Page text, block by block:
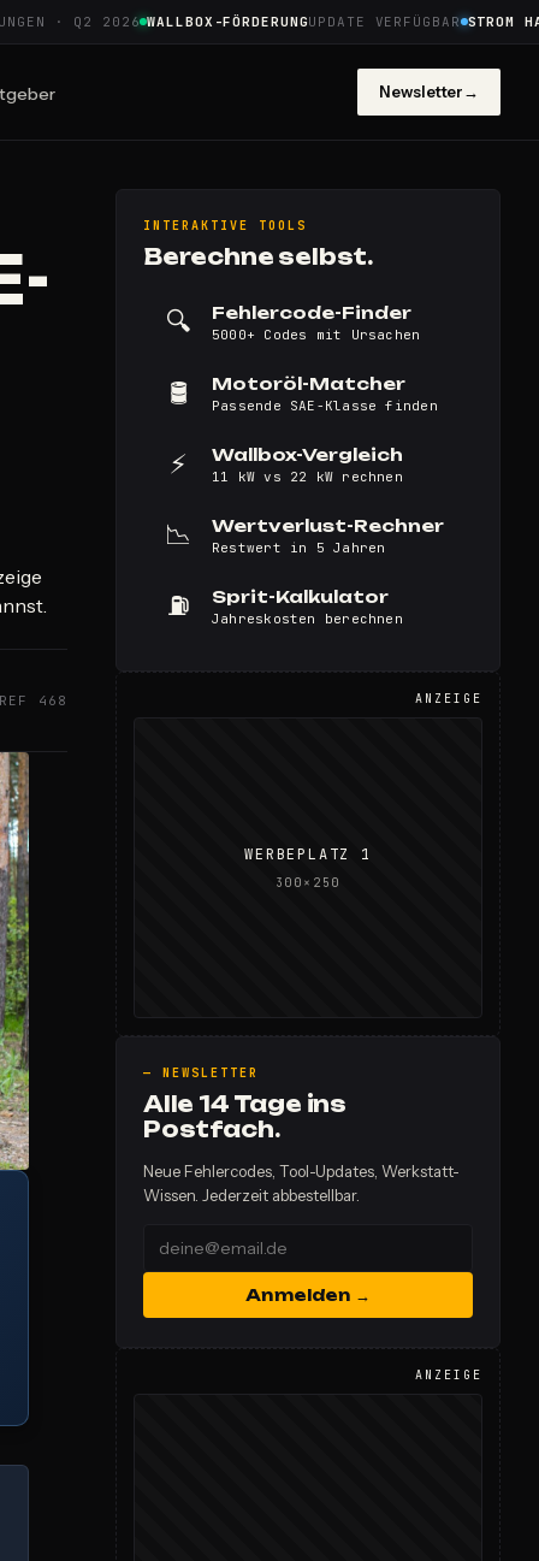
· Q2 2026 WALLBOX-FÖRDERUNGUPDATE VERFÜGBAR STROM
Newsletter→
REF 468
INTERAKTIVE TOOLS
Berechne selbst.
🔍 Fehlercode-Finder
5000+ Codes mit Ursachen
🛢️ Motoröl-Matcher
Passende SAE-Klasse finden
⚡ Wallbox-Vergleich
11 kW vs 22 kW rechnen
📉 Wertverlust-Rechner
Restwert in 5 Jahren
⛽ Sprit-Kalkulator
Jahreskosten berechnen
ANZEIGE
WERBEPLATZ 1
300×250
— NEWSLETTER
Alle 14 Tage ins
Postfach.
Neue Fehlercodes, Tool-Updates, Werkstatt-
Wissen. Jederzeit abbestellbar.
Anmelden →
ANZEIGE